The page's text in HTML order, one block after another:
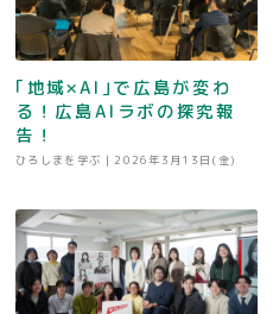
｢地域×AI｣で広島が変わ
る！広島AIラボの探究報
告！
ひろしまを学ぶ | 2026年3月13日(金)